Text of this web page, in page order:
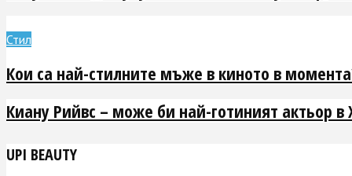
Стил
Кои са най-стилните мъже в киното в
Киану Рийвс – може би най-готиният актьор в
UPI BEAUTY